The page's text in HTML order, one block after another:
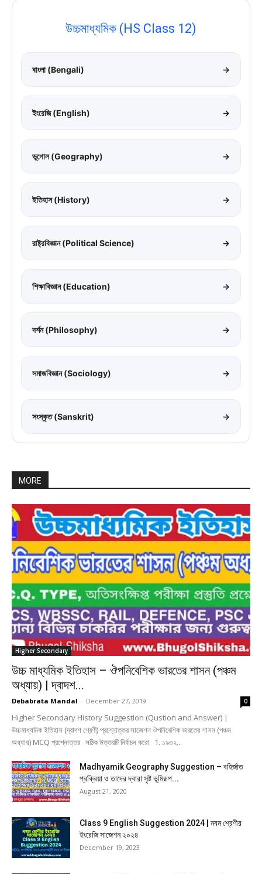
উচ্চমাধ্যমিক (HS Class 12)
বাংলা (Bengali) →
ইংরেজি (English) →
ভূগোল (Geography) →
ইতিহাস (History) →
রাষ্ট্রবিজ্ঞান (Political Science) →
শিক্ষাবিজ্ঞান (Education) →
দর্শন (Philosophy) →
সমাজবিজ্ঞান (Sociology) →
সংস্কৃত (Sanskrit) →
MORE
Higher Secondary
উচ্চ মাধ্যমিক ইতিহাস – ঔপনিবেশিক ভারতের শাসন (পঞ্চম
অধ্যায়) | দ্বাদশ...
Debabrata Mandal - December 27, 2019 0
Higher Secondary History Suggestion (Qustion and Answer) |
উচ্চমাধ্যমিক ইতিহাস (দ্বাদশ শ্রেণী) প্রশ্নোত্তর সাজেশন ঔপনিবেশিক ভারতের শাসন (পঞ্চম
অধ্যায়) MCQ প্রশ্নোত্তর সঠিক উত্তরটি নির্বাচন করো 1. ১৯৩২...
Madhyamik Geography Suggestion – বহির্জাত
প্রক্রিয়া ও তাদের দ্বারা সৃষ্ট ভূমিরূপ...
August 21, 2020
Class 9 English Suggestion 2024 | নবম শ্রেণীর
ইংরেজি সাজেশন ২০২৪
December 19, 2023